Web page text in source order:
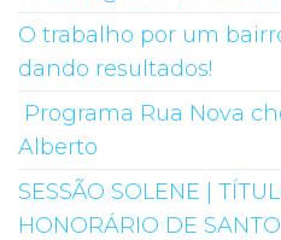
O trabalho por um
dando resultados!
Programa Rua Nova
Alberto
SESSÃO SOLENE |
HONORÁRIO DE